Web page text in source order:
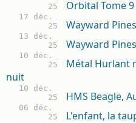
25
Orbital Tome 9
17 déc.
25
Wayward
13 déc.
25
Wayward
10 déc.
25
Métal Hurlant
nuit
10 déc.
25
HMS Beagle,
06 déc.
25
L'enfant, la